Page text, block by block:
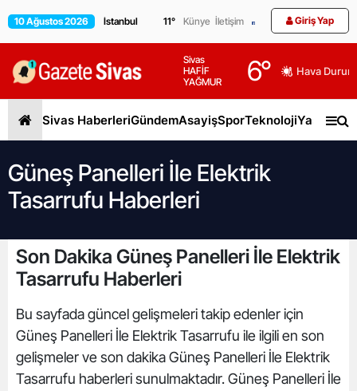
10 Ağustos 2026 11° Künye İletişim Giriş Yap
Sivas
HAFİF
YAĞMUR
6° Hava
Sivas HaberleriGündemAsayişSporTeknolojiYaşam
Güneş Panelleri İle Elektrik
Tasarrufu Haberleri
Son Dakika Güneş Panelleri İle Elektrik
Tasarrufu Haberleri
Bu sayfada güncel gelişmeleri takip edenler için
Güneş Panelleri İle Elektrik Tasarrufu ile ilgili en son
gelişmeler ve son dakika Güneş Panelleri İle Elektrik
Tasarrufu haberleri sunulmaktadır. Güneş Panelleri İle